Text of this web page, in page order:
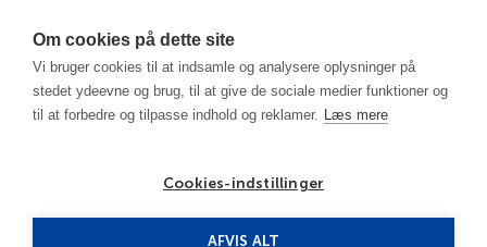
Om cookies på dette site
Vi bruger cookies til at indsamle og analysere oplysninger på
stedet ydeevne og brug, til at give de sociale medier funktioner og
til at forbedre og tilpasse indhold og reklamer. Læs mere
Cookies-indstillinger
AFVIS ALT